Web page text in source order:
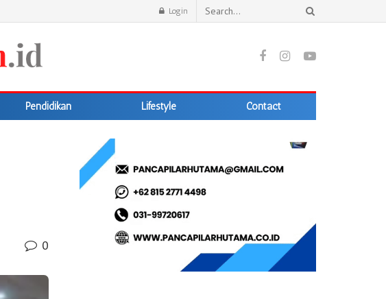
Login
Pendidikan Lifestyle Contact
0